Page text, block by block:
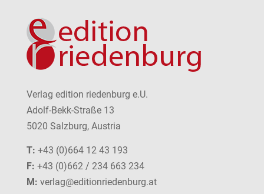
Verlag edition riedenburg e.U.
Adolf-Bekk-Straße 13
5020 Salzburg, Austria
T: +43 (0)664 12 43 193
F: +43 (0)662 / 234 663 234
M: verlag@editionriedenburg.at